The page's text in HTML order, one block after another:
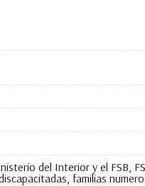
del Interior y el FSB,
familias